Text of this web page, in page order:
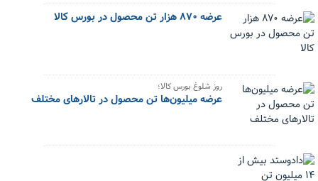
عرضه ۸۷۰ هزار تن محصول در بورس کالا
روز شلوغ بورس کالا؛
عرضه میلیون‌ها تن محصول در تالارهای مختلف